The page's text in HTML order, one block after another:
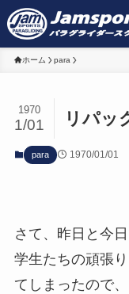
ホーム para
リパッ
1970
1/01
para 1970/01/01
さて、昨日と今
学生たちの頑張
てしまったので、